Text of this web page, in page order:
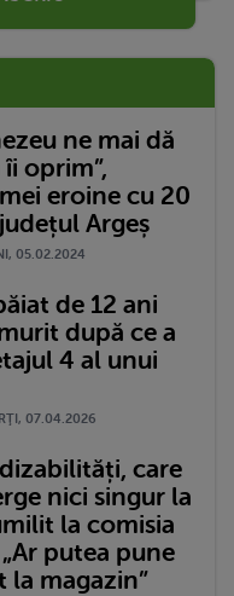
ne mai dă
oprim”,
eroine cu 20
Argeș
05.02.2024
de 12 ani
după ce a
4 al unui
07.04.2026
care
nici singur la
la comisia
putea pune
la magazin”